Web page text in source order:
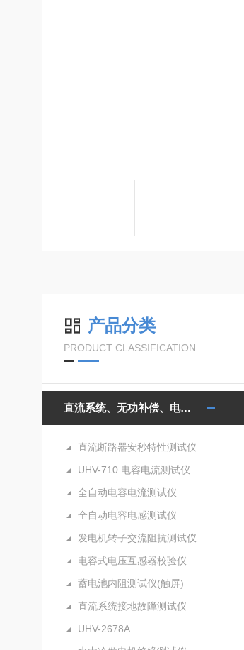
产品分类
PRODUCT CLASSIFICATION
直流系统、无功补偿、电池电机检测仪器
直流断路器安秒特性测试仪
UHV-710 电容电流测试仪
全自动电容电流测试仪
全自动电容电感测试仪
发电机转子交流阻抗测试仪
电容式电压互感器校验仪
蓄电池内阻测试仪(触屏)
直流系统接地故障测试仪
UHV-2678A